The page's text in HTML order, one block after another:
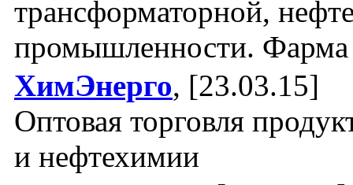
трансформаторной,
промышленности. Фарма
ХимЭнерго, [23.03.15]
Оптовая торговля
и нефтехимии